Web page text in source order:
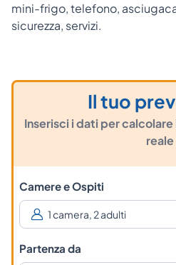
mini-frigo, telefono,
sicurezza, servizi.
Il tuo
Inserisci i dati per
reale
Camere e Ospiti
Partenza da